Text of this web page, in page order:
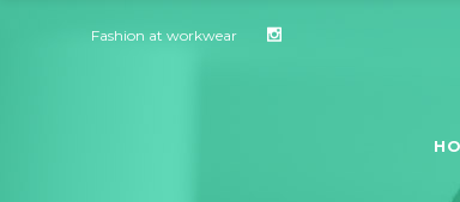
Fashion at workwear